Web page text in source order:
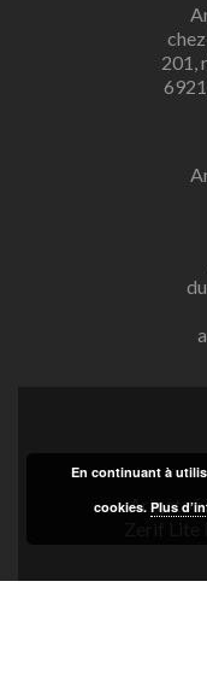
201,
En continuant à
cookies.Plus